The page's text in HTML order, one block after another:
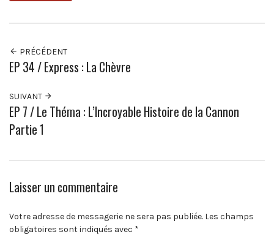
PRÉCÉDENT
EP 34 / Express : La Chèvre
SUIVANT
EP 7 / Le Théma : L’Incroyable Histoire de la Cannon
Partie 1
Laisser un commentaire
Votre adresse de messagerie ne sera pas publiée. Les champs
obligatoires sont indiqués avec *